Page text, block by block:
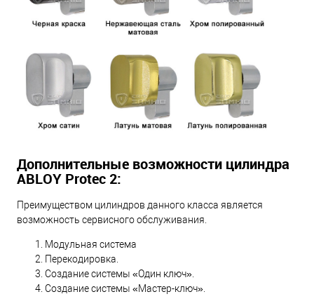
Дополнительные возможности цилиндра
ABLOY Protec 2:
Преимуществом цилиндров данного класса является
возможность сервисного обслуживания.
Модульная система
Перекодировка.
Создание системы «Один ключ».
Создание системы «Мастер-ключ».